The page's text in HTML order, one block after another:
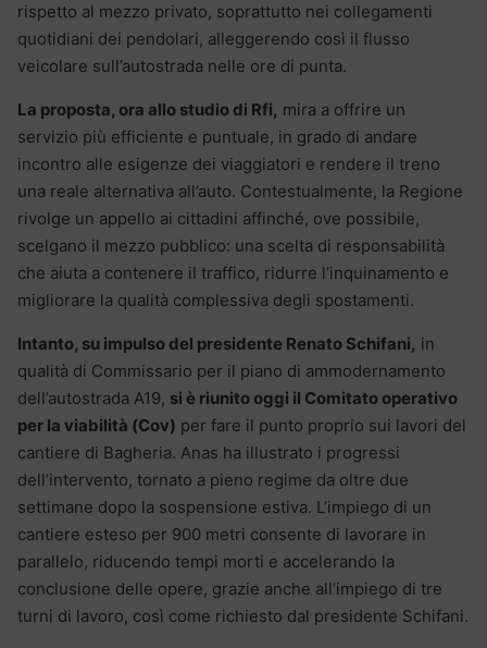
rispetto al mezzo privato, soprattutto nei collegamenti
quotidiani dei pendolari, alleggerendo così il flusso
veicolare sull’autostrada nelle ore di punta.
La proposta, ora allo studio di Rfi, mira a offrire un
servizio più efficiente e puntuale, in grado di andare
incontro alle esigenze dei viaggiatori e rendere il treno
una reale alternativa all’auto. Contestualmente, la Regione
rivolge un appello ai cittadini affinché, ove possibile,
scelgano il mezzo pubblico: una scelta di responsabilità
che aiuta a contenere il traffico, ridurre l’inquinamento e
migliorare la qualità complessiva degli spostamenti.
Intanto, su impulso del presidente Renato Schifani, in
qualità di Commissario per il piano di ammodernamento
dell’autostrada A19, si è riunito oggi il Comitato operativo
per la viabilità (Cov) per fare il punto proprio sui lavori del
cantiere di Bagheria. Anas ha illustrato i progressi
dell’intervento, tornato a pieno regime da oltre due
settimane dopo la sospensione estiva. L’impiego di un
cantiere esteso per 900 metri consente di lavorare in
parallelo, riducendo tempi morti e accelerando la
conclusione delle opere, grazie anche all’impiego di tre
turni di lavoro, così come richiesto dal presidente Schifani.